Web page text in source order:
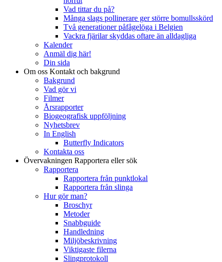
Vad tittar du på?
Många slags pollinerare ger större bomullsskörd
Två generationer påfågelöga i Belgien
Vackra fjärilar skyddas oftare än alldagliga
Kalender
Anmäl dig här!
Din sida
Om oss Kontakt och bakgrund
Bakgrund
Vad gör vi
Filmer
Årsrapporter
Biogeografisk uppföljning
Nyhetsbrev
In English
Butterfly Indicators
Kontakta oss
Övervakningen Rapportera eller sök
Rapportera
Rapportera från punktlokal
Rapportera från slinga
Hur gör man?
Broschyr
Metoder
Snabbguide
Handledning
Miljöbeskrivning
Viktigaste filerna
Slingprotokoll